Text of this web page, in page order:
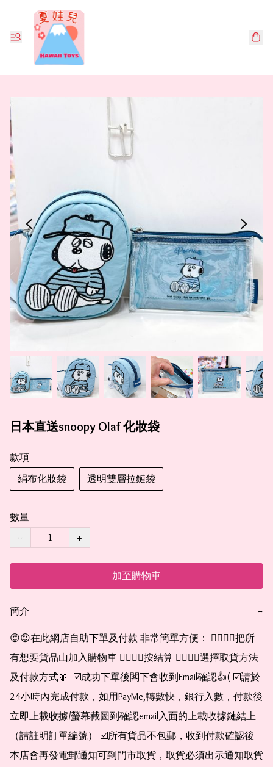
日本直送snoopy Olaf 化妝袋
款項
絹布化妝袋
透明雙層拉鏈袋
數量
−
+
加至購物車
簡介 −
😍😍在此網店自助下單及付款 非常簡單方便： 👉🏻👉🏻把所
有想要貨品山加入購物車 👉🏻👉🏻按結算 👉🏻👉🏻選擇取貨方法
及付款方式🎀  ☑️成功下單後閣下會收到Email確認👍( ☑️請於
24小時內完成付款，如用PayMe,轉數快，銀行入數，付款後
立即上載收據/螢幕截圖到確認email入面的上載收據鏈結上
（請註明訂單編號） ☑️所有貨品不包郵，收到付款確認後
本店會再發電郵通知可到門市取貨，取貨必須出示通知取貨